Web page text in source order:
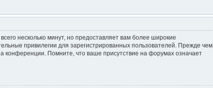
несколько минут, но предоставляет вам более широкие
привилегии для зарегистрированных пользователей. Прежде чем
конференции. Помните, что ваше присутствие на форумах означает